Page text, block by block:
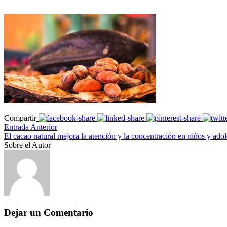
Compartir
Entrada Anterior
El cacao natural mejora la atención y la concentración en niños y
Sobre el Autor
Dejar un Comentario